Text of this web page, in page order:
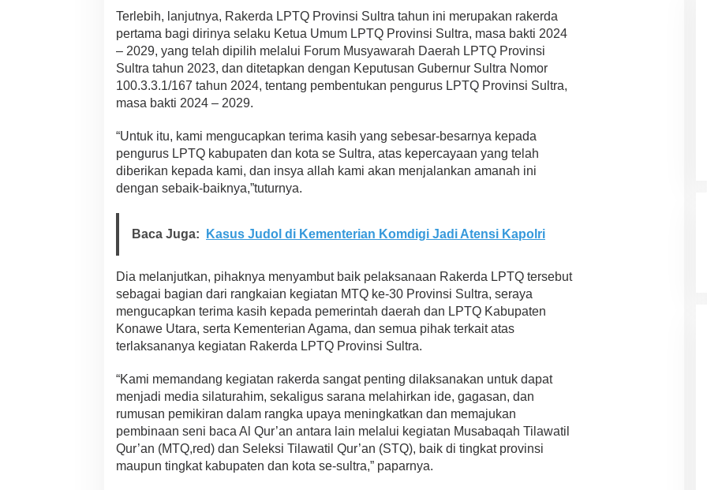
a
i
n
g
K
a
f
a
h
S
a
a
n
g
M
Q
a
s
i
n
a
l
Terlebih, lanjutnya, Rakerda LPTQ Provinsi Sultra tahun ini merupakan rakerda
pertama bagi dirinya selaku Ketua Umum LPTQ Provinsi Sultra, masa bakti 2024
– 2029, yang telah dipilih melalui Forum Musyawarah Daerah LPTQ Provinsi
Sultra tahun 2023, dan ditetapkan dengan Keputusan Gubernur Sultra Nomor
100.3.3.1/167 tahun 2024, tentang pembentukan pengurus LPTQ Provinsi Sultra,
masa bakti 2024 – 2029.
“Untuk itu, kami mengucapkan terima kasih yang sebesar-besarnya kepada
pengurus LPTQ kabupaten dan kota se Sultra, atas kepercayaan yang telah
diberikan kepada kami, dan insya allah kami akan menjalankan amanah ini
dengan sebaik-baiknya,”tuturnya.
Baca Juga: Kasus Judol di Kementerian Komdigi Jadi Atensi Kapolri
Dia melanjutkan, pihaknya menyambut baik pelaksanaan Rakerda LPTQ tersebut
sebagai bagian dari rangkaian kegiatan MTQ ke-30 Provinsi Sultra, seraya
mengucapkan terima kasih kepada pemerintah daerah dan LPTQ Kabupaten
Konawe Utara, serta Kementerian Agama, dan semua pihak terkait atas
terlaksananya kegiatan Rakerda LPTQ Provinsi Sultra.
“Kami memandang kegiatan rakerda sangat penting dilaksanakan untuk dapat
menjadi media silaturahim, sekaligus sarana melahirkan ide, gagasan, dan
rumusan pemikiran dalam rangka upaya meningkatkan dan memajukan
pembinaan seni baca Al Qur’an antara lain melalui kegiatan Musabaqah Tilawatil
Qur’an (MTQ,red) dan Seleksi Tilawatil Qur’an (STQ), baik di tingkat provinsi
maupun tingkat kabupaten dan kota se-sultra,” paparnya.
Ada Satu Putaran”